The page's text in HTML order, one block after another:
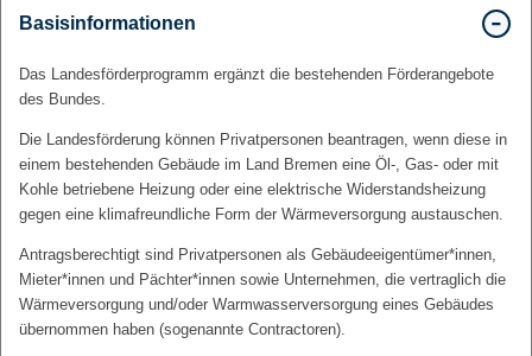
Basisinformationen
Das Landesförderprogramm ergänzt die bestehenden Förderangebote
des Bundes.
Die Landesförderung können Privatpersonen beantragen, wenn diese in
einem bestehenden Gebäude im Land Bremen eine Öl-, Gas- oder mit
Kohle betriebene Heizung oder eine elektrische Widerstandsheizung
gegen eine klimafreundliche Form der Wärmeversorgung austauschen.
Antragsberechtigt sind Privatpersonen als Gebäudeeigentümer*innen,
Mieter*innen und Pächter*innen sowie Unternehmen, die vertraglich die
Wärmeversorgung und/oder Warmwasserversorgung eines Gebäudes
übernommen haben (sogenannte Contractoren).